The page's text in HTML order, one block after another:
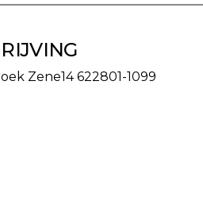
Zene14 622801-1099